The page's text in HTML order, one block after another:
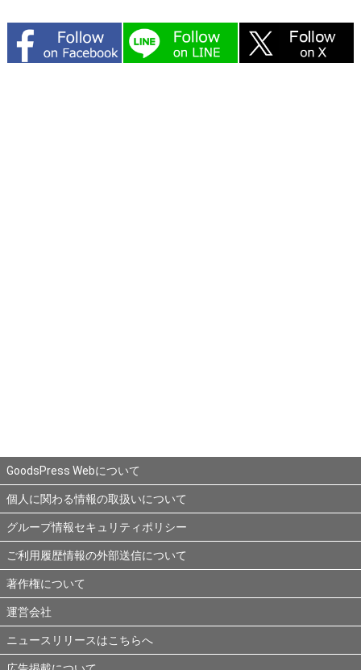
GoodsPress Webについて
個人に関わる情報の取扱いについて
グループ情報セキュリティポリシー
ご利用履歴情報の外部送信について
著作権について
運営会社
ニュースリリースはこちらへ